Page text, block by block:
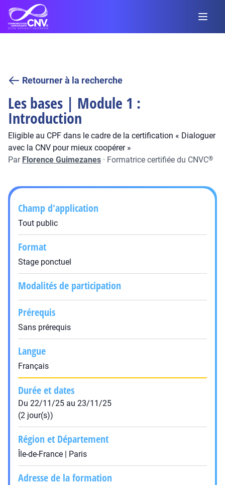
Retourner à la recherche
Les bases | Module 1 :
Introduction
Eligible au CPF dans le cadre de la certification « Dialoguer
avec la CNV pour mieux coopérer »
Par Florence Guimezanes · Formatrice certifiée du CNVC®
Champ d'application
Tout public
Format
Stage ponctuel
Modalités de participation
Prérequis
Sans prérequis
Langue
Français
Durée et dates
Du 22/11/25 au 23/11/25
(2 jour(s))
Région et Département
Île-de-France | Paris
Adresse de la formation